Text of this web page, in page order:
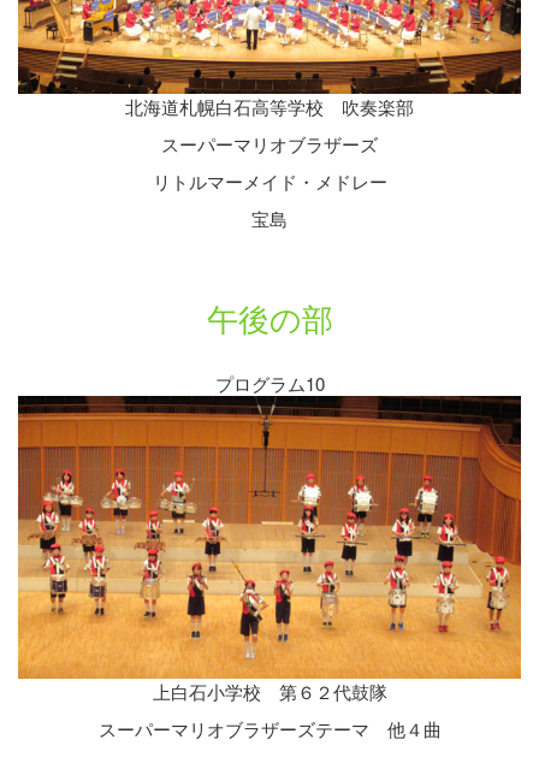
北海道札幌白石高等学校 吹奏楽部
スーパーマリオブラザーズ
リトルマーメイド・メドレー
宝島
午後の部
プログラム10
上白石小学校 第６２代鼓隊
スーパーマリオブラザーズテーマ 他４曲